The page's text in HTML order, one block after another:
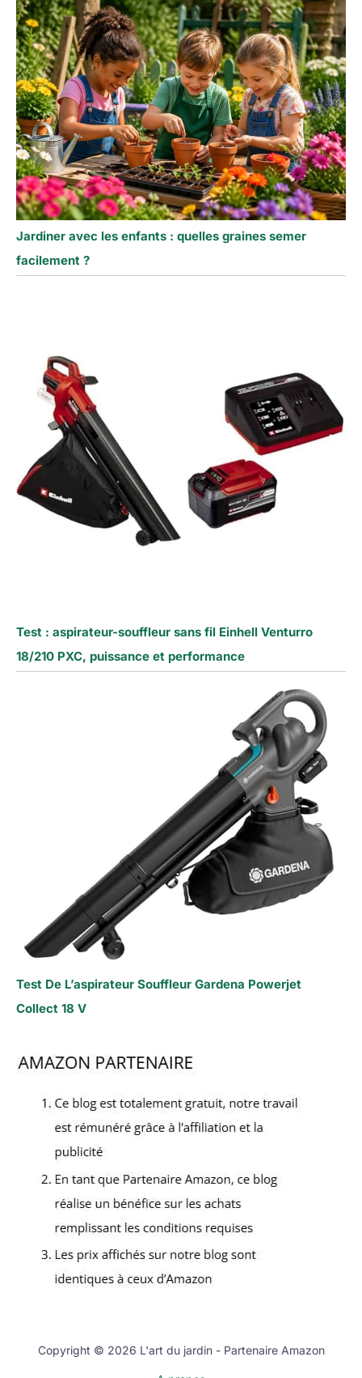
Jardiner avec les enfants : quelles graines semer
facilement ?
Test : aspirateur-souffleur sans fil Einhell Venturro
18/210 PXC, puissance et performance
Test De L’aspirateur Souffleur Gardena Powerjet
Collect 18 V
Copyright © 2026 L'art du jardin - Partenaire Amazon